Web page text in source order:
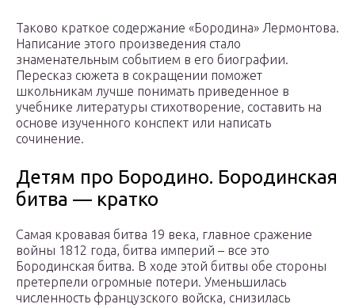
Таково краткое содержание «Бородина» Лермонтова.
Написание этого произведения стало
знаменательным событием в его биографии.
Пересказ сюжета в сокращении поможет
школьникам лучше понимать приведенное в
учебнике литературы стихотворение, составить на
основе изученного конспект или написать
сочинение.
Детям про Бородино. Бородинская
битва — кратко
Самая кровавая битва 19 века, главное сражение
войны 1812 года, битва империй – все это
Бородинская битва. В ходе этой битвы обе стороны
претерпели огромные потери. Уменьшилась
численность французского войска, снизилась